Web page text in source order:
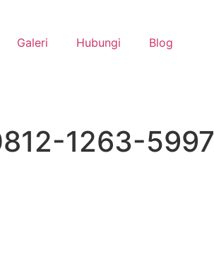
Galeri Hubungi Blog
1263-5997